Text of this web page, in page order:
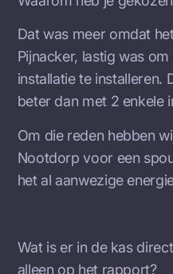
Dat was meer omdat
Pijnacker, lastig was
installatie te installeren.
beter dan met 2 enkele
Om die reden hebben
Nootdorp voor een
het al aanwezige
Wat is er in de kas
alleen op het rapport?